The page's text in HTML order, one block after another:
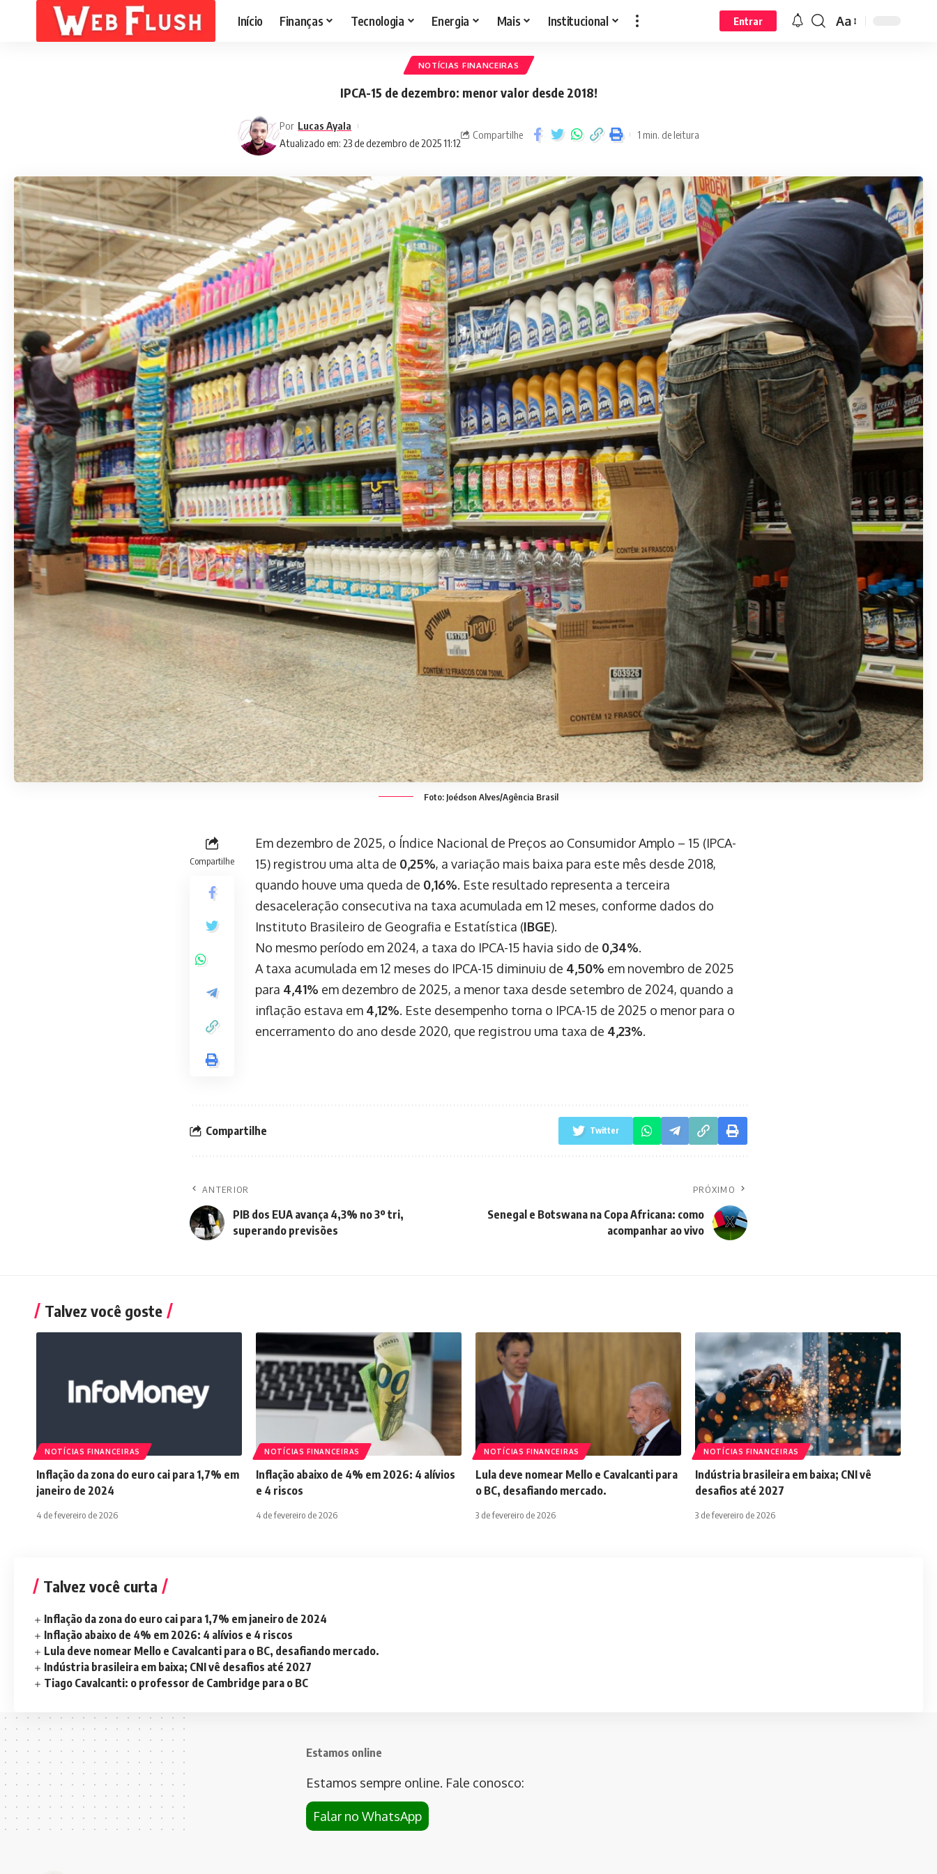
Início Finanças Tecnologia Energia Mais Institucional Entrar Aa
NOTÍCIAS FINANCEIRAS
IPCA-15 de dezembro: menor valor desde 2018!
Atualizado em: 23 de dezembro de 2025 11:12
Por Lucas Ayala
Compartilhe 1 min. de leitura
Foto: Joédson Alves/Agência Brasil
Compartilhe
Em dezembro de 2025, o Índice Nacional de Preços ao Consumidor Amplo – 15 (IPCA-
15) registrou uma alta de 0,25%, a variação mais baixa para este mês desde 2018,
quando houve uma queda de 0,16%. Este resultado representa a terceira
desaceleração consecutiva na taxa acumulada em 12 meses, conforme dados do
Instituto Brasileiro de Geografia e Estatística (IBGE).
No mesmo período em 2024, a taxa do IPCA-15 havia sido de 0,34%.
A taxa acumulada em 12 meses do IPCA-15 diminuiu de 4,50% em novembro de 2025
para 4,41% em dezembro de 2025, a menor taxa desde setembro de 2024, quando a
inflação estava em 4,12%. Este desempenho torna o IPCA-15 de 2025 o menor para o
encerramento do ano desde 2020, que registrou uma taxa de 4,23%.
Compartilhe Twitter
ANTERIOR
PIB dos EUA avança 4,3% no 3º tri,
superando previsões
PRÓXIMO
Senegal e Botswana na Copa Africana: como
acompanhar ao vivo
Talvez você goste
NOTÍCIAS FINANCEIRAS
Inflação da zona do euro cai para 1,7% em
janeiro de 2024
4 de fevereiro de 2026
NOTÍCIAS FINANCEIRAS
Inflação abaixo de 4% em 2026: 4 alívios
e 4 riscos
4 de fevereiro de 2026
NOTÍCIAS FINANCEIRAS
Lula deve nomear Mello e Cavalcanti para
o BC, desafiando mercado.
3 de fevereiro de 2026
NOTÍCIAS FINANCEIRAS
Indústria brasileira em baixa; CNI vê
desafios até 2027
3 de fevereiro de 2026
Talvez você curta
Inflação da zona do euro cai para 1,7% em janeiro de 2024
Inflação abaixo de 4% em 2026: 4 alívios e 4 riscos
Lula deve nomear Mello e Cavalcanti para o BC, desafiando mercado.
Indústria brasileira em baixa; CNI vê desafios até 2027
Tiago Cavalcanti: o professor de Cambridge para o BC
Estamos online
Estamos sempre online. Fale conosco:
Falar no WhatsApp